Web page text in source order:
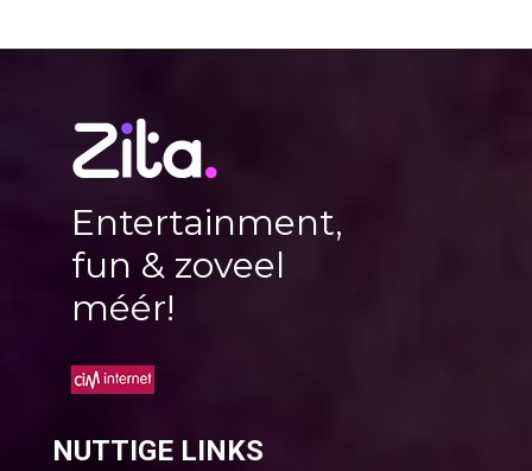
Entertainment,
fun & zoveel
méér!
NUTTIGE LINKS